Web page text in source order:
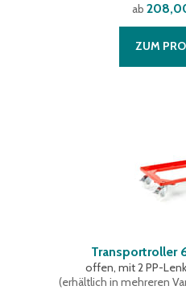
ab
ZUM
Transportroller
offen, mit 2 PP-
(erhältlich in mehreren